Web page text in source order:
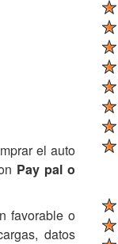
el auto
Pay pal o
favorable o
datos